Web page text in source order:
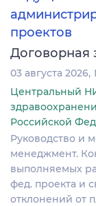
проектов
Договорная
03 августа 2026
Центральный
Российской
Руководство и
менеджмент.
выполняемых
фед. проекта и
отклонений от